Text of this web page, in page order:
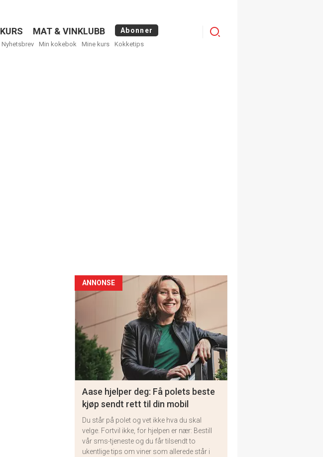
KURS MAT & VINKLUBB Abonner
Nyhetsbrev Min kokebok Mine kurs Kokketips
Logg
ANNONSE
Aase hjelper deg: Få polets beste
kjøp sendt rett til din mobil
Du står på polet og vet ikke hva du skal
velge. Fortvil ikke, for hjelpen er nær: Bestill
vår sms-tjeneste og du får tilsendt to
ukentlige tips om viner som allerede står i